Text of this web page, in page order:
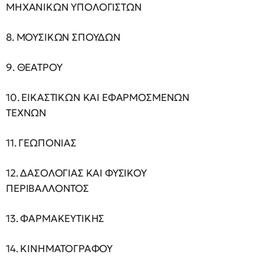
ΜΗΧΑΝΙΚΩΝ ΥΠΟΛΟΓΙΣΤΩΝ
8. ΜΟΥΣΙΚΩΝ ΣΠΟΥΔΩΝ
9. ΘΕΑΤΡΟΥ
10. ΕΙΚΑΣΤΙΚΩΝ ΚΑΙ ΕΦΑΡΜΟΣΜΕΝΩΝ
ΤΕΧΝΩΝ
11. ΓΕΩΠΟΝΙΑΣ
12. ΔΑΣΟΛΟΓΙΑΣ ΚΑΙ ΦΥΣΙΚΟΥ
ΠΕΡΙΒΑΛΛΟΝΤΟΣ
13. ΦΑΡΜΑΚΕΥΤΙΚΗΣ
14. ΚΙΝΗΜΑΤΟΓΡΑΦΟΥ